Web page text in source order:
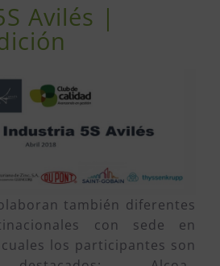
Avilés |
también diferentes
con sede en
los participantes son